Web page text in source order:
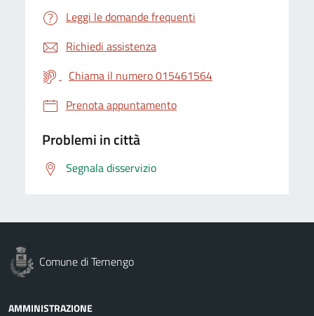
Leggi le domande frequenti
Richiedi assistenza
Chiama il numero 015461564
Prenota appuntamento
Problemi in città
Segnala disservizio
Comune di Ternengo
AMMINISTRAZIONE